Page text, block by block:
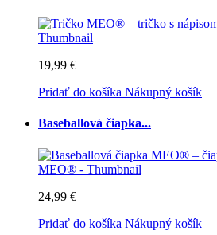
19,99 €
Pridať do košíka Nákupný košík
Baseballová čiapka...
24,99 €
Pridať do košíka Nákupný košík